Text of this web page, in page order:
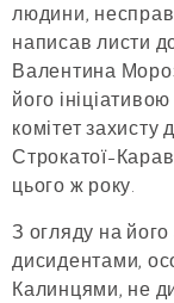
людини,
написав листи
Валентина
його
комітет захисту
Строкатої-
цього ж року.
З огляду на його
дисидентами,
Калинцями, не